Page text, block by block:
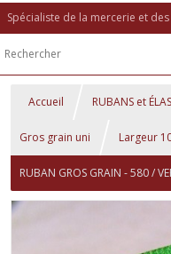
Spécialiste de la mercerie et
Accueil RUBANS et
Gros grain uni Largeur
RUBAN GROS GRAIN - 580 /